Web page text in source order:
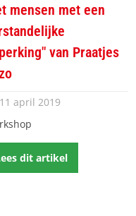
mensen met een
van Praatjes
11 april 2019
dit artikel